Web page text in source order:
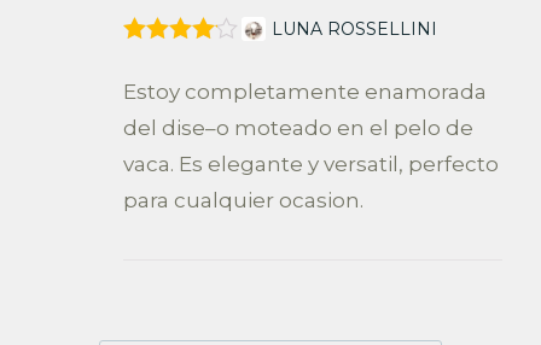
en4
LUNA ROSSELLINI
Estoy completamente enamorada
del dise–o moteado en el pelo de
vaca. Es elegante y versatil, perfecto
para cualquier ocasion.